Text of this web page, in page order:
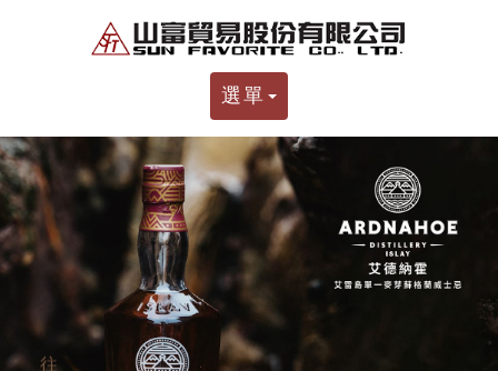
選單